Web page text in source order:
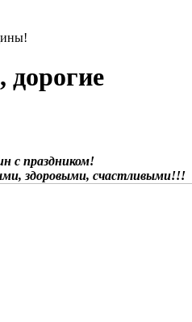
дорогие
с праздником!
здоровыми, счастливыми!!!